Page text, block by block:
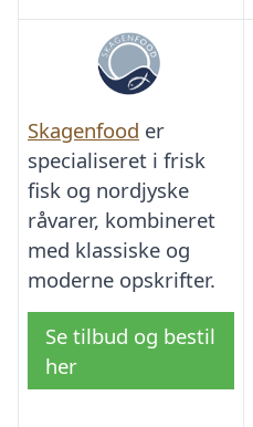
Skagenfood er
specialiseret i frisk
fisk og nordjyske
råvarer, kombineret
med klassiske og
moderne opskrifter.
Se tilbud og bestil
her